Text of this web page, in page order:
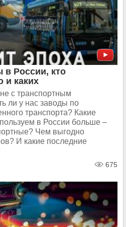
в России, кто
и каких
с транспортным
ли у нас заводы по
транспорта? Какие
в России больше –
Чем выгодно
И какие последние
675